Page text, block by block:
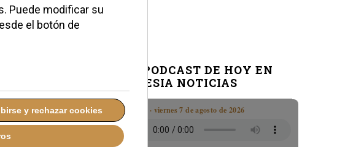
a la
EL PODCAST DE HOY EN
IGLESIA NOTICIAS
Boletín · viernes 7 de agosto de 2026